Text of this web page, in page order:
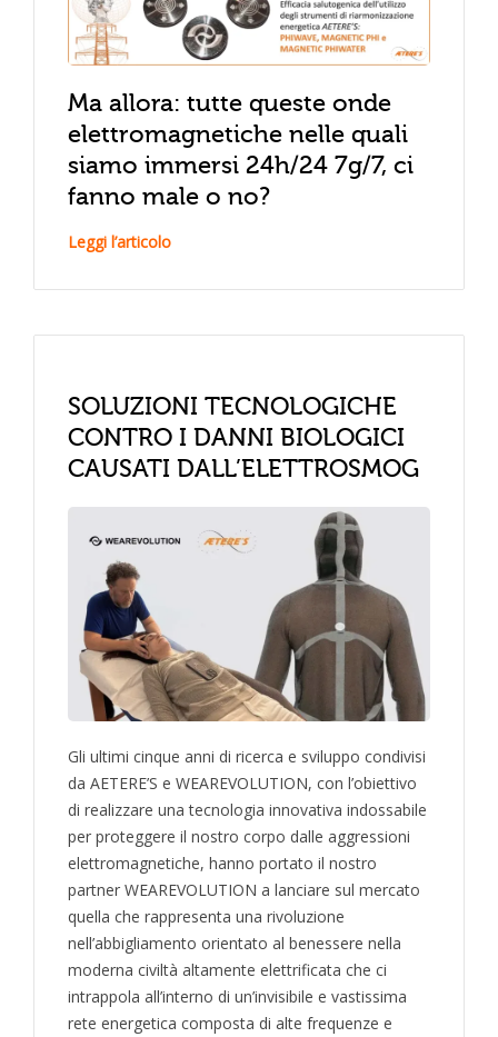
Ma allora: tutte queste onde
elettromagnetiche nelle quali
siamo immersi 24h/24 7g/7, ci
fanno male o no?
Leggi l’articolo
SOLUZIONI TECNOLOGICHE
CONTRO I DANNI BIOLOGICI
CAUSATI DALL’ELETTROSMOG
Gli ultimi cinque anni di ricerca e sviluppo condivisi
da AETERE’S e WEAREVOLUTION, con l’obiettivo
di realizzare una tecnologia innovativa indossabile
per proteggere il nostro corpo dalle aggressioni
elettromagnetiche, hanno portato il nostro
partner WEAREVOLUTION a lanciare sul mercato
quella che rappresenta una rivoluzione
nell’abbigliamento orientato al benessere nella
moderna civiltà altamente elettrificata che ci
intrappola all’interno di un’invisibile e vastissima
rete energetica composta di alte frequenze e